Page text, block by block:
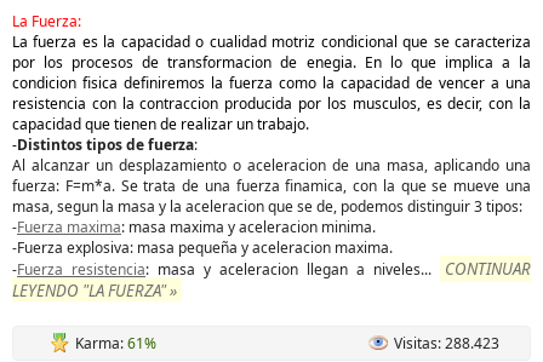
La Fuerza:
La fuerza es la capacidad o cualidad motriz condicional que se caracteriza
por los procesos de transformacion de enegia. En lo que implica a la
condicion fisica definiremos la fuerza como la capacidad de vencer a una
resistencia con la contraccion producida por los musculos, es decir, con la
capacidad que tienen de realizar un trabajo.
-Distintos tipos de fuerza:
Al alcanzar un desplazamiento o aceleracion de una masa, aplicando una
fuerza: F=m*a. Se trata de una fuerza finamica, con la que se mueve una
masa, segun la masa y la aceleracion que se de, podemos distinguir 3 tipos:
-Fuerza maxima: masa maxima y aceleracion minima.
-Fuerza explosiva: masa pequeña y aceleracion maxima.
-Fuerza resistencia: masa y aceleracion llegan a niveles...
CONTINUAR
LEYENDO "LA FUERZA" »
Karma:61% Visitas: 288.423